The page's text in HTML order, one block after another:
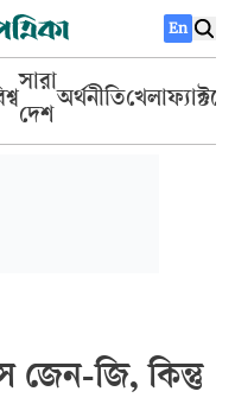
En
সারা
দেশ
অর্থনীতিখেলা
জেন-জি, কিন্তু